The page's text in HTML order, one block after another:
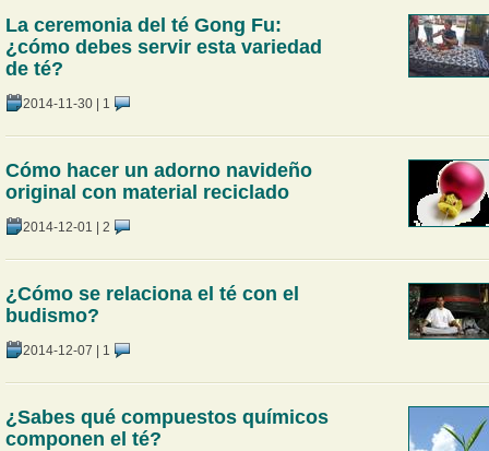
La ceremonia del té Gong Fu:
¿cómo debes servir esta variedad
de té?
2014-11-30| 1
Cómo hacer un adorno navideño
original con material reciclado
2014-12-01 | 2
¿Cómo se relaciona el té con el
budismo?
2014-12-07 | 1
¿Sabes qué compuestos químicos
componen el té?